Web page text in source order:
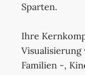
Sparten.
Ihre
Familien -,